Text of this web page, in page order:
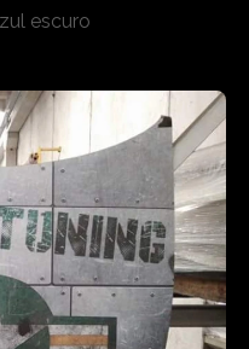
escuro